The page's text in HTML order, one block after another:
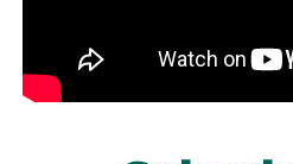
La Dirección de Gestión